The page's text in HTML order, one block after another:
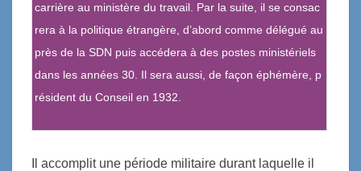
carrière au ministère du travail. Par la suite, il se consac
rera à la politique étrangère, d’abord comme délégué au
près de la SDN puis accédera à des postes ministériels
dans les années 30. Il sera aussi, de façon éphémère, p
résident du Conseil en 1932.
Il accomplit une période militaire durant laquelle il